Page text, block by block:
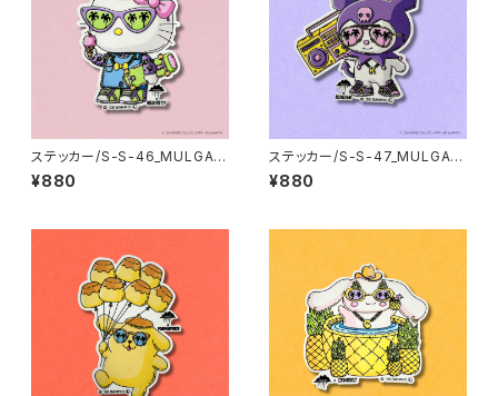
ステッカー/S-S-46_MULGA x
SANRIO CHARACTERS_Hell
o Kitty
¥880
ステッカー/S-S-47_MULGA x
SANRIO CHARACTERS_Kur
omi
¥880